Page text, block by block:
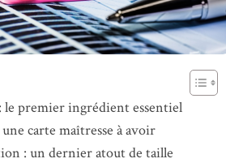
le premier ingrédient essentiel
carte maîtresse à avoir
: un dernier atout de taille